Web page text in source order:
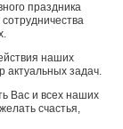
праздника
наших
актуальных задач.
Вас и всех наших
счастья,